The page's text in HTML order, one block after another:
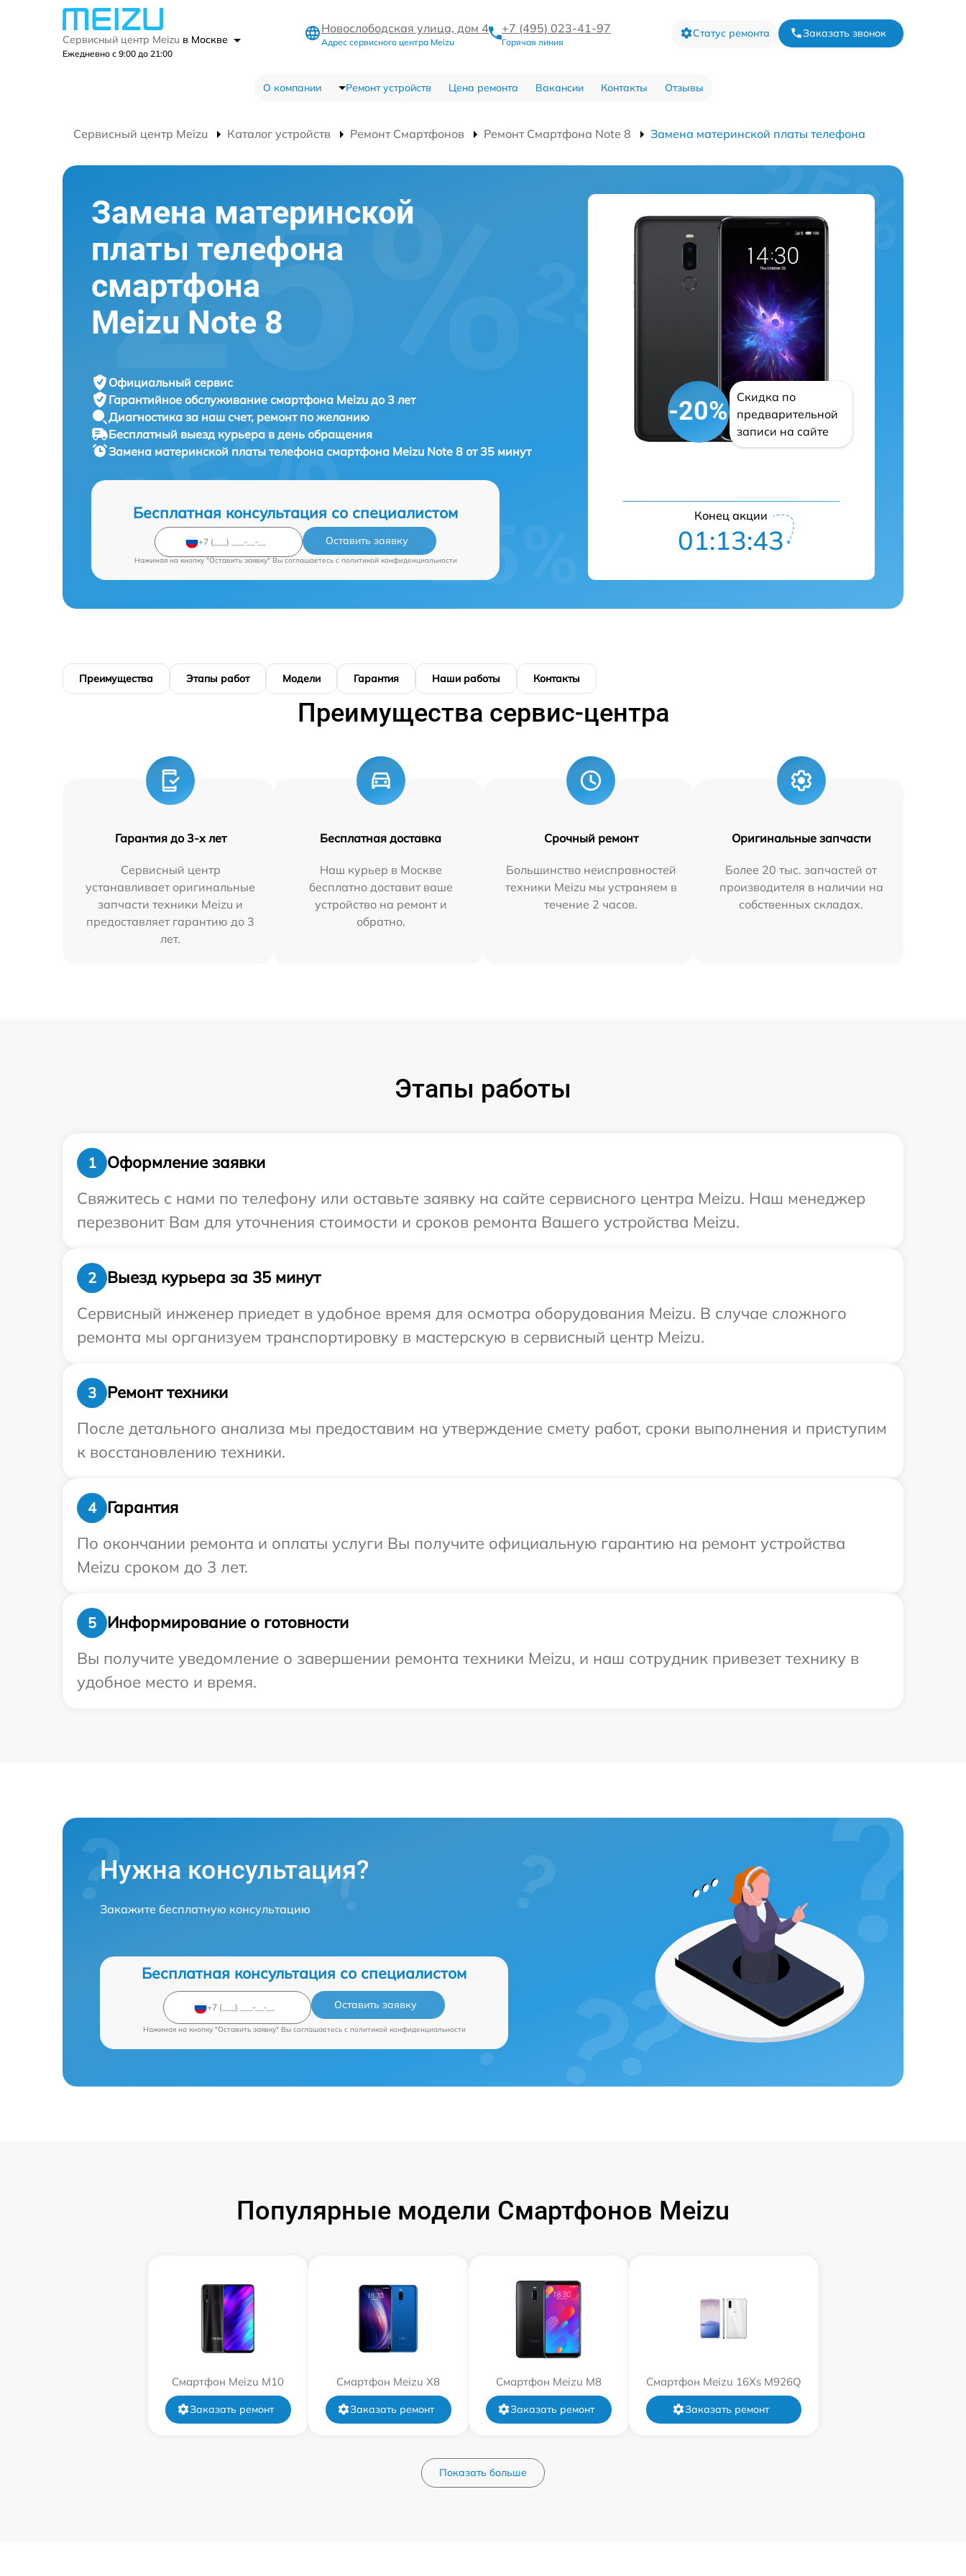
Сервисный центр Meizu в Москве
Ежедневно с 9:00 до 21:00
Новослободская улица, дом 4
Адрес сервисного центра Meizu
+7 (495) 023-41-97
Горячая линия
Статус ремонта Заказать звонок
О компании Ремонт устройств Цена ремонта Вакансии Контакты Отзывы
Сервисный центр Meizu Каталог устройств Ремонт Смартфонов Ремонт Смартфона Note 8 Замена материнской платы телефона
Замена материнской
платы телефона
смартфона
Meizu Note 8
Официальный сервис
Гарантийное обслуживание смартфона Meizu до 3 лет
Диагностика за наш счет, ремонт по желанию
Бесплатный выезд курьера в день обращения
Замена материнской платы телефона смартфона Meizu Note 8 от 35 минут
Бесплатная консультация со специалистом
Оставить заявку
Нажимая на кнопку "Оставить заявку" Вы соглашаетесь c политикой конфиденциальности
-20%
Скидка по
предварительной
записи на сайте
Конец акции
01:13:42
Преимущества Этапы работ Модели Гарантия Наши работы Контакты
Преимущества сервис-центра
Гарантия до 3-х лет
Сервисный центр
устанавливает оригинальные
запчасти техники Meizu и
предоставляет гарантию до 3
лет.
Бесплатная доставка
Наш курьер в Москве
бесплатно доставит ваше
устройство на ремонт и
обратно.
Срочный ремонт
Большинство неисправностей
техники Meizu мы устраняем в
течение 2 часов.
Оригинальные запчасти
Более 20 тыс. запчастей от
производителя в наличии на
собственных складах.
Этапы работы
1
Оформление заявки
Свяжитесь с нами по телефону или оставьте заявку на сайте сервисного центра Meizu. Наш менеджер
перезвонит Вам для уточнения стоимости и сроков ремонта Вашего устройства Meizu.
2
Выезд курьера за 35 минут
Сервисный инженер приедет в удобное время для осмотра оборудования Meizu. В случае сложного
ремонта мы организуем транспортировку в мастерскую в сервисный центр Meizu.
3
Ремонт техники
После детального анализа мы предоставим на утверждение смету работ, сроки выполнения и приступим
к восстановлению техники.
4
Гарантия
По окончании ремонта и оплаты услуги Вы получите официальную гарантию на ремонт устройства
Meizu сроком до 3 лет.
5
Информирование о готовности
Вы получите уведомление о завершении ремонта техники Meizu, и наш сотрудник привезет технику в
удобное место и время.
Нужна консультация?
Закажите бесплатную консультацию
Бесплатная консультация со специалистом
Оставить заявку
Нажимая на кнопку "Оставить заявку" Вы соглашаетесь c политикой конфиденциальности
Популярные модели Смартфонов Meizu
Смартфон Meizu M10
Заказать ремонт
Смартфон Meizu X8
Заказать ремонт
Смартфон Meizu M8
Заказать ремонт
Смартфон Meizu 16Xs M926Q
Заказать ремонт
Показать больше